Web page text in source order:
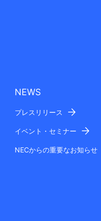
NEWS
プレスリリース
イベント・セミナー
NECからの重要なお知らせ